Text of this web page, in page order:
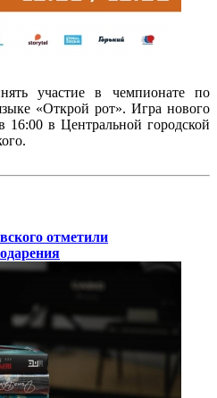
участие в чемпионате по
«Открой рот». Игра нового
16:00 в Центральной городской
отметили